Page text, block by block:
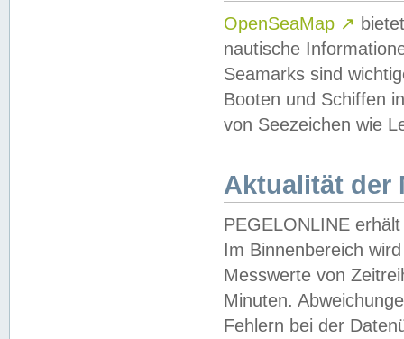
OpenSeaMap ↗
nautische
Seamarks sind
Booten und Schiffen
von Seezeichen wie
Aktualität der
PEGELONLINE
Im Binnenbereich
Messwerte von
Minuten.
Fehlern bei der